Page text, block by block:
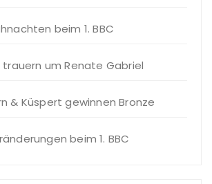
beim 1. BBC
trauern um Renate Gabriel
& Küspert gewinnen Bronze
beim 1. BBC